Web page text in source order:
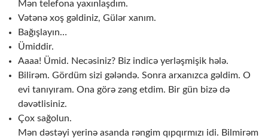
Mən telefona yaxınlaşdım.
Vətənə xoş gəldiniz, Gülər xanım.
Bağışlayın…
Ümiddir.
Aaaa! Ümid. Necəsiniz? Biz indicə yerləşmişik hələ.
Bilirəm. Gördüm sizi gələndə. Sonra arxanızca gəldim. O
evi tanıyıram. Ona görə zəng etdim. Bir gün bizə də
dəvətlisiniz.
Çox sağolun.
Mən dəstəyi yerinə asanda rəngim qıpqırmızı idi. Bilmirəm